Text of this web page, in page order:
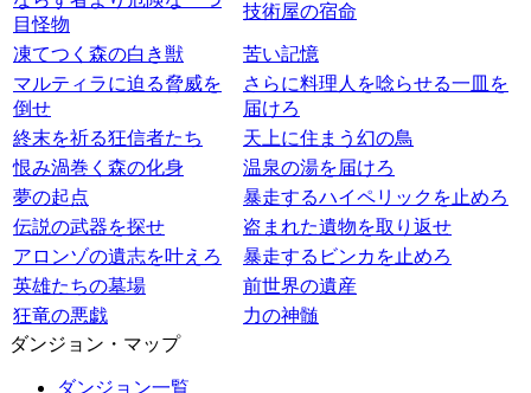
目怪物
技術屋の宿命
凍てつく森の白き獣
苦い記憶
マルティラに迫る脅威を
倒せ
さらに料理人を唸らせる一皿を
届けろ
終末を祈る狂信者たち
天上に住まう幻の鳥
恨み渦巻く森の化身
温泉の湯を届けろ
夢の起点
暴走するハイペリックを止めろ
伝説の武器を探せ
盗まれた遺物を取り返せ
アロンゾの遺志を叶えろ
暴走するビンカを止めろ
英雄たちの墓場
前世界の遺産
狂竜の悪戯
力の神髄
ダンジョン・マップ
ダンジョン一覧